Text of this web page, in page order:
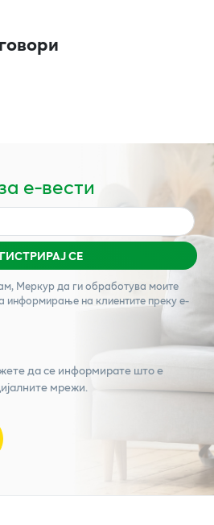
е-вести
СЕ
Меркурда ги обработува моите
информирање на клиентите преку е-
да се информирате што е
мрежи.